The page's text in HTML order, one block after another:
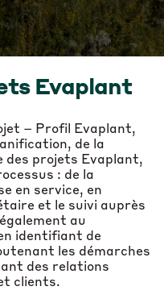
Evaplant
– Profil Evaplant,
de la
des projets Evaplant,
: de la
en service, en
et le suivi auprès
au
identifiant de
les démarches
des relations
clients.